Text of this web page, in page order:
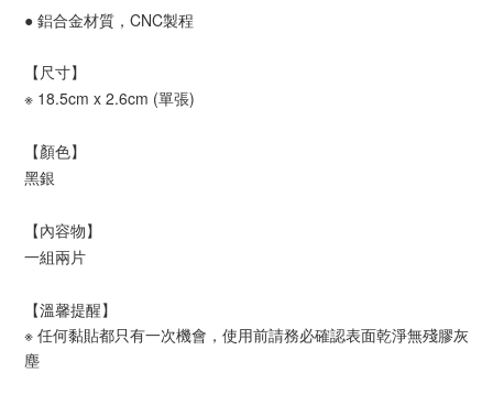
● 鋁合金材質，CNC製程
【尺寸】
※ 18.5cm x 2.6cm (單張)
【顏色】
黑銀
【內容物】
一組兩片
【溫馨提醒】
※ 任何黏貼都只有一次機會，使用前請務必確認表面乾淨無殘膠灰
塵